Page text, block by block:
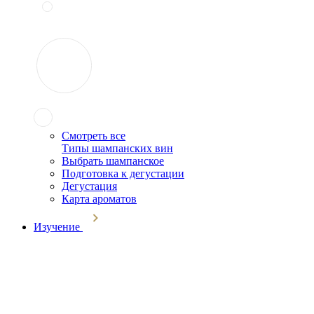
Смотреть все
Типы шампанских вин
Выбрать шампанское
Подготовка к дегустации
Дегустация
Карта ароматов
Изучение